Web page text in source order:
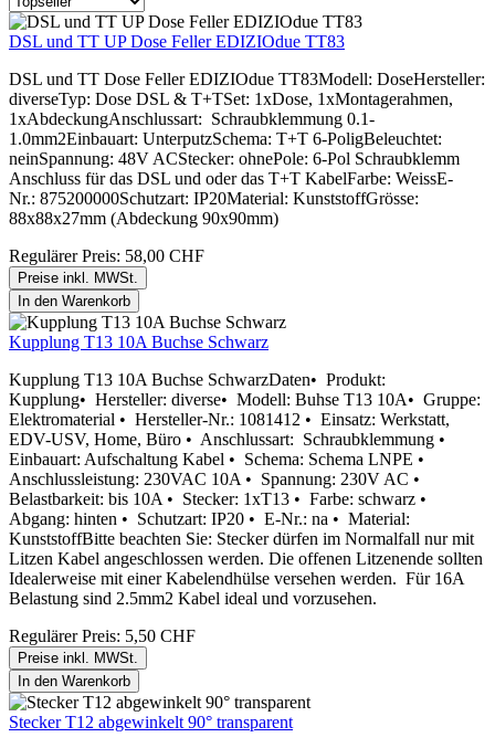
DSL und TT UP Dose Feller EDIZIOdue TT83
DSL und TT Dose Feller EDIZIOdue TT83Modell: DoseHersteller:
diverseTyp: Dose DSL & T+TSet: 1xDose, 1xMontagerahmen,
1xAbdeckungAnschlussart: Schraubklemmung 0.1-
1.0mm2Einbauart: UnterputzSchema: T+T 6-PoligBeleuchtet:
neinSpannung: 48V ACStecker: ohnePole: 6-Pol Schraubklemm
Anschluss für das DSL und oder das T+T KabelFarbe: WeissE-
Nr.: 875200000Schutzart: IP20Material: KunststoffGrösse:
88x88x27mm (Abdeckung 90x90mm)
Regulärer Preis: 58,00 CHF
Preise inkl. MWSt.
In den Warenkorb
Kupplung T13 10A Buchse Schwarz
Kupplung T13 10A Buchse SchwarzDaten• Produkt:
Kupplung• Hersteller: diverse• Modell: Buhse T13 10A• Gruppe:
Elektromaterial • Hersteller-Nr.: 1081412 • Einsatz: Werkstatt,
EDV-USV, Home, Büro • Anschlussart: Schraubklemmung •
Einbauart: Aufschaltung Kabel • Schema: Schema LNPE •
Anschlussleistung: 230VAC 10A • Spannung: 230V AC •
Belastbarkeit: bis 10A • Stecker: 1xT13 • Farbe: schwarz •
Abgang: hinten • Schutzart: IP20 • E-Nr.: na • Material:
KunststoffBitte beachten Sie: Stecker dürfen im Normalfall nur mit
Litzen Kabel angeschlossen werden. Die offenen Litzenende sollten
Idealerweise mit einer Kabelendhülse versehen werden. Für 16A
Belastung sind 2.5mm2 Kabel ideal und vorzusehen.
Regulärer Preis: 5,50 CHF
Preise inkl. MWSt.
In den Warenkorb
Stecker T12 abgewinkelt 90° transparent